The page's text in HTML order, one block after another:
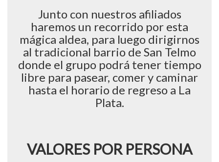
Junto con nuestros afiliados
haremos un recorrido por esta
mágica aldea, para luego dirigirnos
al tradicional barrio de San Telmo
donde el grupo podrá tener tiempo
libre para pasear, comer y caminar
hasta el horario de regreso a La
Plata.
VALORES POR PERSONA